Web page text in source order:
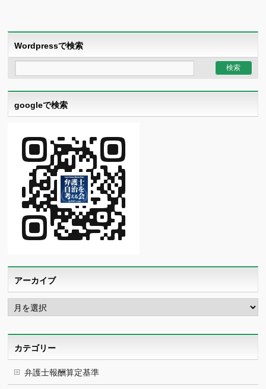
Wordpressで検索
googleで検索
アーカイブ
ア
ー
カ
カテゴリー
弁護士報酬算定基準